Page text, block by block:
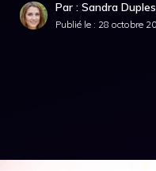
Par : Sandra
Publié le : 28 octobre